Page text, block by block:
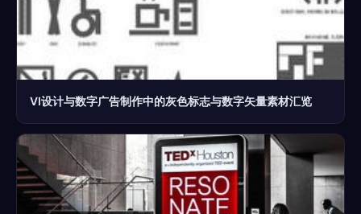
VI设计与数字广告制作中的灰色标志与数字矢量素材汇览